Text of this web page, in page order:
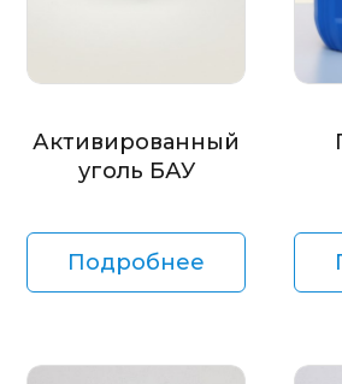
Активированный
уголь БАУ
Подробнее